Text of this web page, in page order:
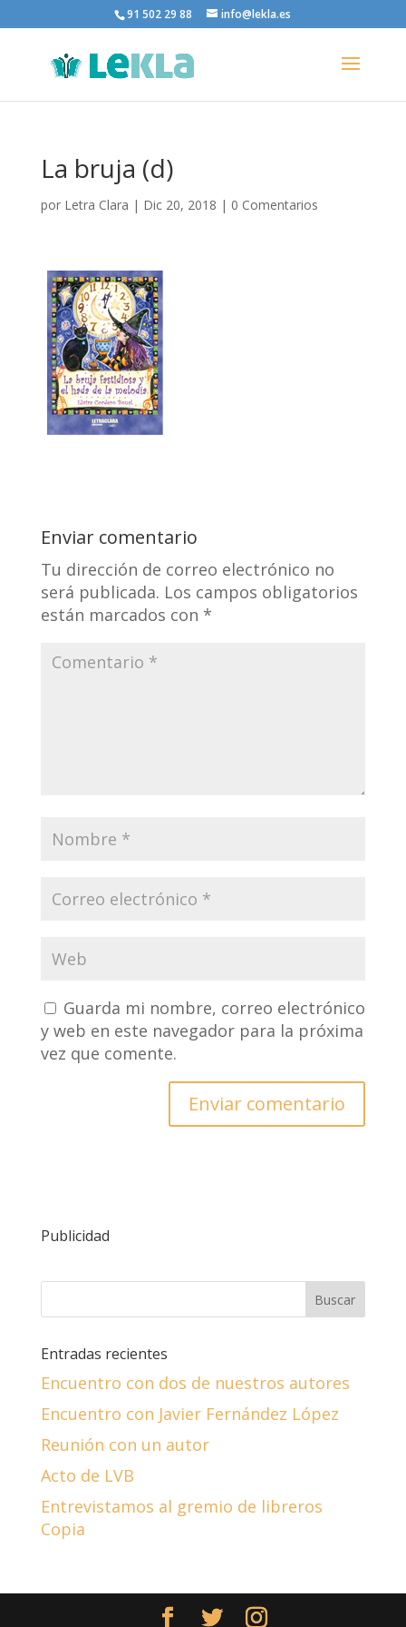
91 502 29 88 info@lekla.es
La bruja (d)
por Letra Clara | Dic 20, 2018 | 0 Comentarios
Enviar comentario
Tu dirección de correo electrónico no
será publicada. Los campos obligatorios
están marcados con *
Guarda mi nombre, correo electrónico
y web en este navegador para la próxima
vez que comente.
Publicidad
Entradas recientes
Encuentro con dos de nuestros autores
Encuentro con Javier Fernández López
Reunión con un autor
Acto de LVB
Entrevistamos al gremio de libreros
Copia